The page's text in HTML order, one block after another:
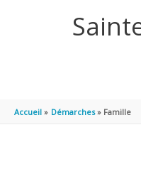
Accueil Démarches Famille